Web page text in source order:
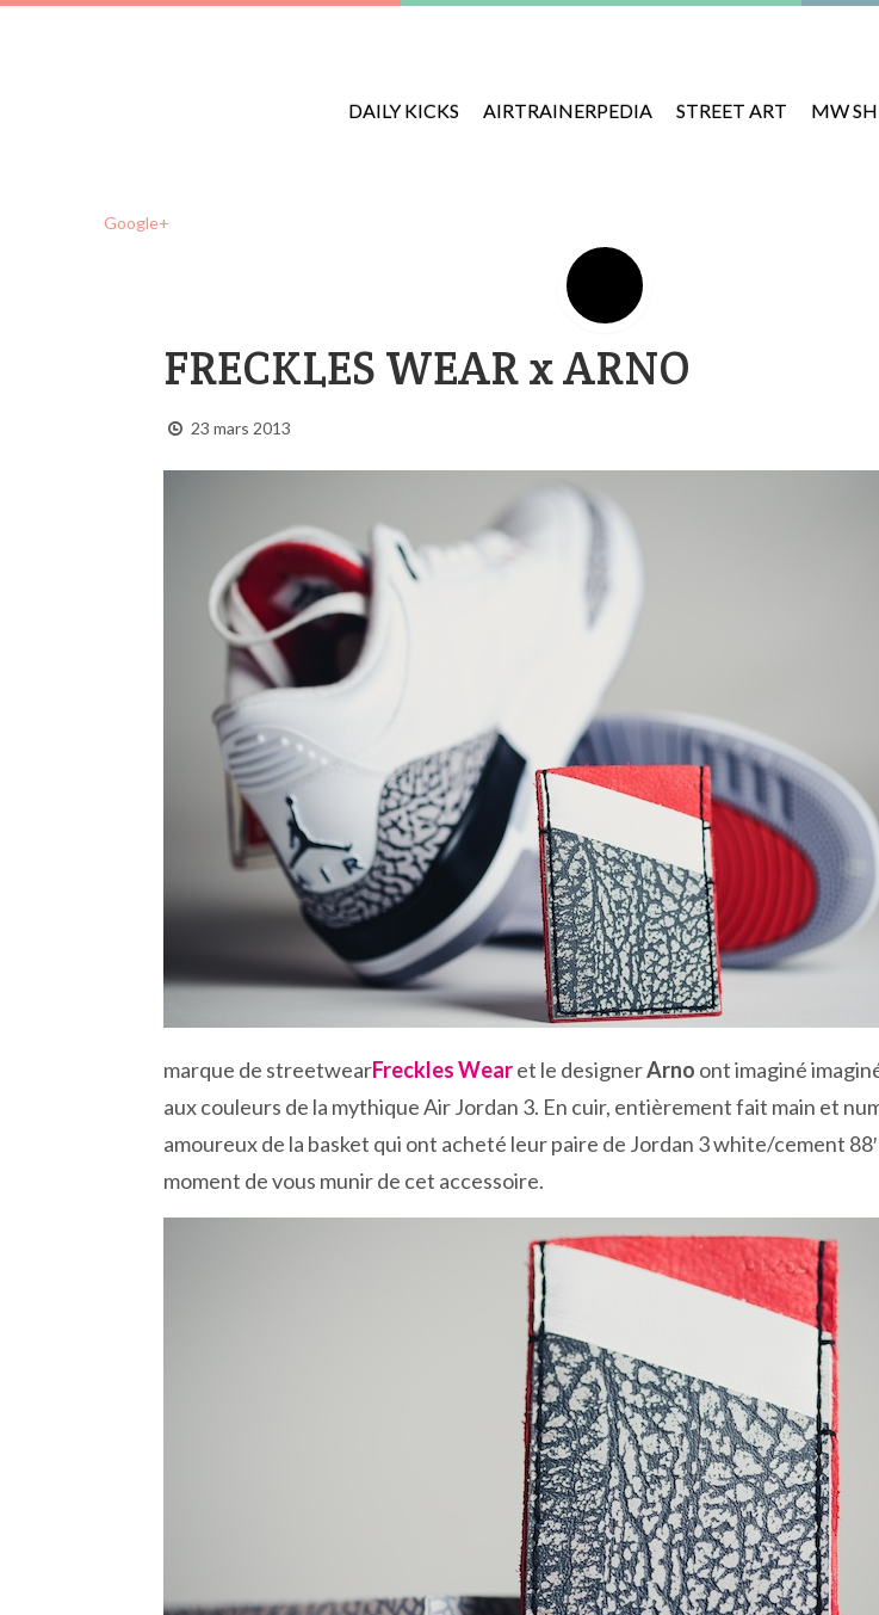
DAILY KICKS AIRTRAINERPEDIA STREET ART MW
Google+
FRECKLES WEAR x ARNO
23 mars 2013
marque de streetwearFreckles Wearet le designerArno ont imaginé
aux couleurs de la mythique Air Jordan 3. En cuir, entièrement fait main et
amoureux de la basket qui ont acheté leur paire de Jordan 3 white/cement 88′
moment de vous munir de cet accessoire.